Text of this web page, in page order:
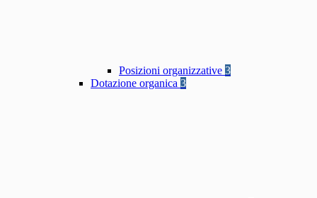
Posizioni organizzative 3
Dotazione organica 3